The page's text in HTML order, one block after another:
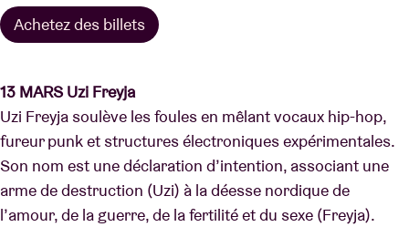
Achetez des billets
13 MARS Uzi Freyja
Uzi Freyja soulève les foules en mêlant vocaux hip-hop,
fureur punk et structures électroniques expérimentales.
Son nom est une déclaration d’intention, associant une
arme de destruction (Uzi) à la déesse nordique de
l’amour, de la guerre, de la fertilité et du sexe (Freyja).